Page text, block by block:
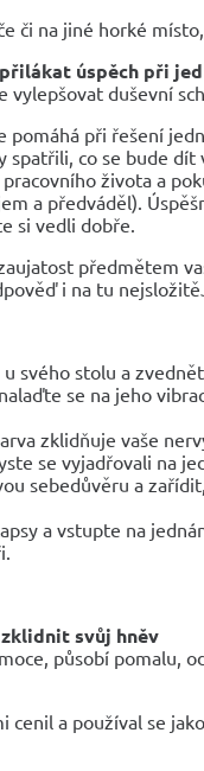
či na jiné horké
úspěch při
vylepšovat duševní
pomáhá při řešení
co se bude dít
života a
a předváděl).
si vedli dobře.
předmětem
i na tu
svého stolu a
se na jeho
zklidňuje vaše
se vyjadřovali na
sebedůvěru a
a vstupte na
zklidnit svůj hněv
působí pomalu,
cenil a používal se